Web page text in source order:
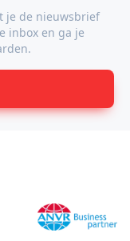
je de nieuwsbrief
inbox en ga je